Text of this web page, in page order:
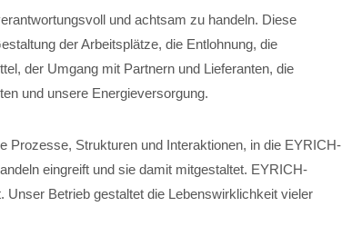
und achtsam zu handeln. Diese
der Arbeitsplätze, die Entlohnung, die
der Umgang mit Partnern und Lieferanten, die
und unsere Energieversorgung.
Prozesse, Strukturen und Interaktionen, in die EYRICH-
eingreift und sie damit mitgestaltet. EYRICH-
Betrieb gestaltet die Lebenswirklichkeit vieler